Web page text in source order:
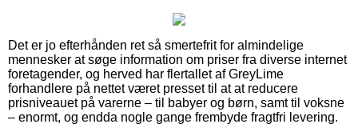
Det er jo efterhånden ret så smertefrit for almindelige
mennesker at søge information om priser fra diverse internet
foretagender, og herved har flertallet af GreyLime
forhandlere på nettet været presset til at at reducere
prisniveauet på varerne – til babyer og børn, samt til voksne
– enormt, og endda nogle gange frembyde fragtfri levering.